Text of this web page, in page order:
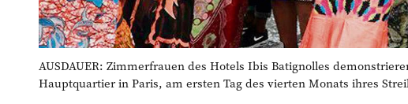
AUSDAUER: Zimmerfrauen des Hotels Ibis Batignolles
Hauptquartier in Paris, am ersten Tag des vierten Monats ihres